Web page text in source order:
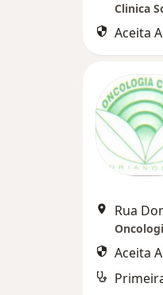
Clinica
Aceita
Aceita